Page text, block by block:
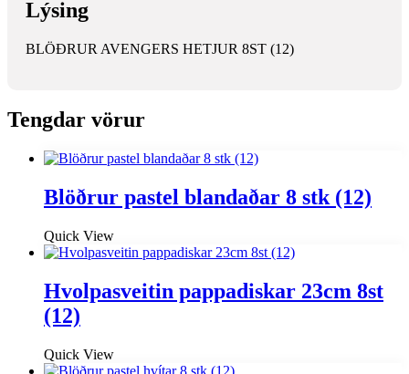
Lýsing
BLÖÐRUR AVENGERS HETJUR 8ST (12)
Tengdar vörur
Blöðrur pastel blandaðar 8 stk (12)
Quick View
Hvolpasveitin pappadiskar 23cm 8st
(12)
Quick View